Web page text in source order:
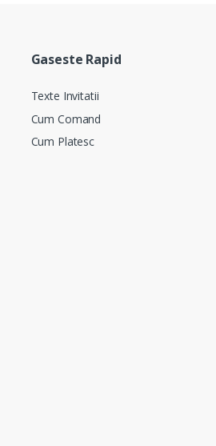
Gaseste Rapid
Texte Invitatii
Cum Comand
Cum Platesc